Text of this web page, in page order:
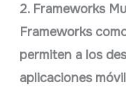
2. Frameworks
Frameworks
permiten a los
aplicaciones